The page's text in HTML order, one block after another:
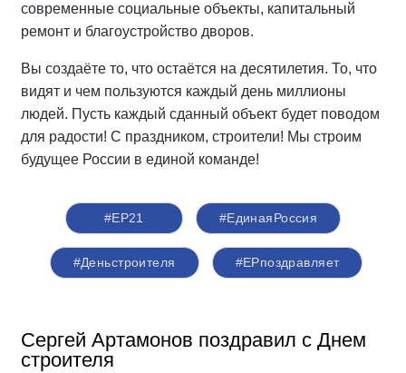
современные социальные объекты, капитальный
ремонт и благоустройство дворов.
Вы создаёте то, что остаётся на десятилетия. То, что
видят и чем пользуются каждый день миллионы
людей. Пусть каждый сданный объект будет поводом
для радости! С праздником, строители! Мы строим
будущее России в единой команде!
#ЕР21 #ЕдинаяРоссия
#Деньстроителя #ЕРпоздравляет
Сергей Артамонов поздравил с Днем
строителя